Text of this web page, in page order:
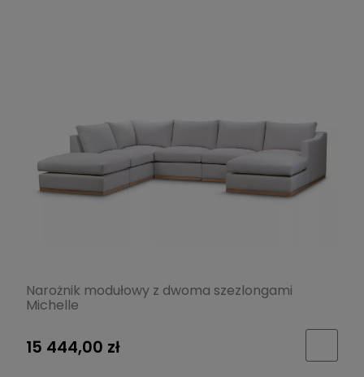
Narożnik modułowy z dwoma szezlongami
Michelle
15 444,00 zł